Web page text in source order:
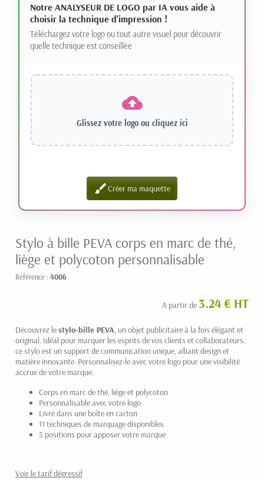
Notre ANALYSEUR DE LOGO par IA vous aide à
choisir la technique d'impression !
Téléchargez votre logo ou tout autre visuel pour découvrir
quelle technique est conseillée
Glissez votre logo ou cliquez ici
brushCréer ma maquette
Stylo à bille PEVA corps en marc de thé,
liège et polycoton personnalisable
Référence : 4006
A partir de 3.24 € HT
Découvrez lestylo-bille PEVA , un objet publicitaire à la fois élégant et
original. Idéal pour marquer les esprits de vos clients et collaborateurs,
ce stylo est un support de communication unique, alliant design et
matière innovante. Personnalisez-le avec votre logo pour une visibilité
accrue de votre marque.
Corps en marc de thé, liège et polycoton
Personnalisable avec votre logo
Livré dans une boîte en carton
11 techniques de marquage disponibles
5 positions pour apposer votre marque
Voir le tarif dégressif